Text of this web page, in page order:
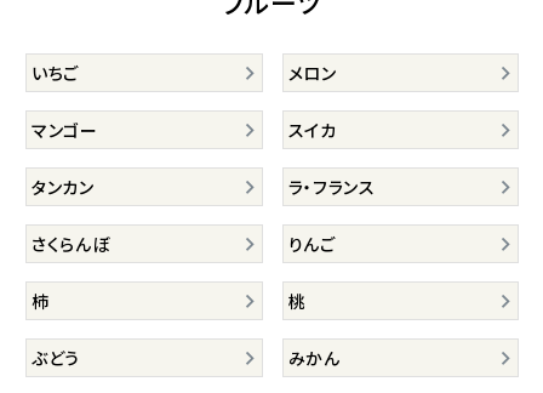
いちご メロン
マンゴー スイカ
タンカン ラ・フランス
さくらんぼ りんご
柿 桃
ぶどう みかん